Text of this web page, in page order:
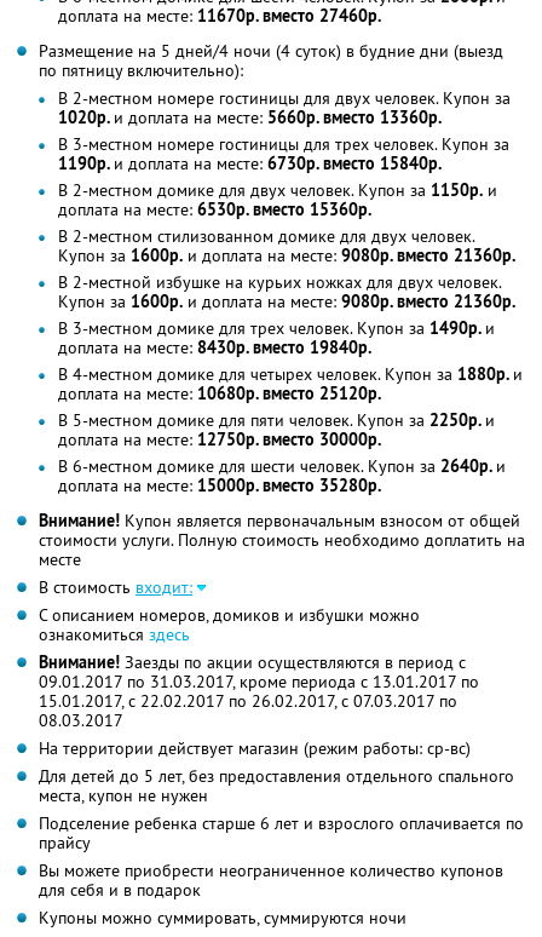
доплата на месте: 11670р. вместо 27460р.
Размещение на 5 дней/4 ночи (4 суток) в будние дни (выезд
по пятницу включительно):
В 2-местном номере гостиницы для двух человек. Купон за
1020р. и доплата на месте: 5660р. вместо 13360р.
В 3-местном номере гостиницы для трех человек. Купон за
1190р. и доплата на месте: 6730р. вместо 15840р.
В 2-местном домике для двух человек. Купон за 1150р. и
доплата на месте: 6530р. вместо 15360р.
В 2-местном стилизованном домике для двух человек.
Купон за 1600р. и доплата на месте: 9080р. вместо 21360р.
В 2-местной избушке на курьих ножках для двух человек.
Купон за 1600р. и доплата на месте: 9080р. вместо 21360р.
В 3-местном домике для трех человек. Купон за 1490р. и
доплата на месте: 8430р. вместо 19840р.
В 4-местном домике для четырех человек. Купон за 1880р. и
доплата на месте: 10680р. вместо 25120р.
В 5-местном домике для пяти человек. Купон за 2250р. и
доплата на месте: 12750р. вместо 30000р.
В 6-местном домике для шести человек. Купон за 2640р. и
доплата на месте: 15000р. вместо 35280р.
Внимание! Купон является первоначальным взносом от общей
стоимости услуги. Полную стоимость необходимо доплатить на
месте
В стоимость входит:
С описанием номеров, домиков и избушки можно
ознакомиться здесь
Внимание! Заезды по акции осуществляются в период с
09.01.2017 по 31.03.2017, кроме периода с 13.01.2017 по
15.01.2017, с 22.02.2017 по 26.02.2017, с 07.03.2017 по
08.03.2017
На территории действует магазин (режим работы: ср-вс)
Для детей до 5 лет, без предоставления отдельного спального
места, купон не нужен
Подселение ребенка старше 6 лет и взрослого оплачивается по
прайсу
Вы можете приобрести неограниченное количество купонов
для себя и в подарок
Купоны можно суммировать, суммируются ночи